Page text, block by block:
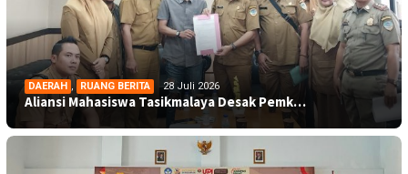
DAERAH , RUANG BERITA 28 Juli 2026
Aliansi Mahasiswa Tasikmalaya Desak Pemk…